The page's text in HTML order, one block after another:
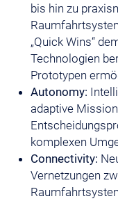
bis hin zu
„Quick Wins“
Technologien
Prototypen
Autonomy:
adaptive
komplexen
Connectivity:
Vernetzungen